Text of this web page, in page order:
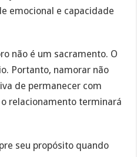
emocional e capacidade
não é um sacramento. O
Portanto, namorar não
de permanecer com
relacionamento terminará
seu propósito quando